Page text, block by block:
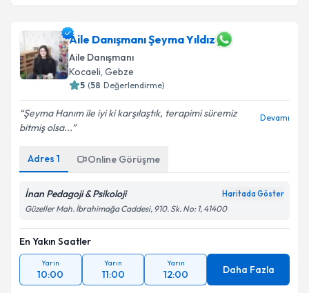
Aile Danışmanı Şeyma Yıldız
Aile Danışmanı
Kocaeli, Gebze
5 (58 Değerlendirme)
Şeyma Hanım ile iyi ki karşılaştık, terapimi süremiz
bitmiş olsa...
Devamı
Adres 1 Online Görüşme
İnan Pedagoji & Psikoloji Haritada Göster
Güzeller Mah. İbrahimağa Caddesi, 910. Sk. No: 1, 41400
En Yakın Saatler
Yarın
10:00
Yarın
11:00
Yarın
12:00 Daha Fazla